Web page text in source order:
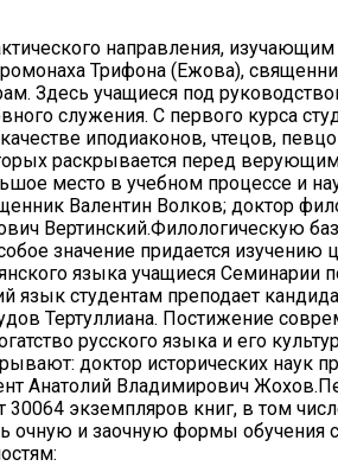
направления,
Трифона (Ежова),
Здесь учащиеся под
служения. С первого курса
иподиаконов, чтецов,
раскрывается перед
место в учебном процессе и
Валентин Волков; доктор
Вертинский.Филологическую
значение придается
языка учащиеся Семинарии
студентам преподает
Тертуллиана. Постижение
русского языка и его
доктор исторических
Анатолий Владимирович
30064 экземпляров книг, в том
очную и заочную формы